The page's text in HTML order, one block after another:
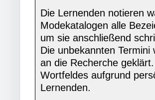
Die Lernenden notieren
Modekatalogen alle
um sie anschließend
Die unbekannten
an die Recherche
Wortfeldes aufgrund
Lernenden.